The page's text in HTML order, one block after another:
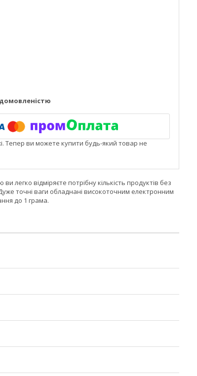
Тепер ви можете купити будь-який товар не
легко відміряєте потрібну кількість продуктів без
точні ваги обладнані високоточним електронним
до 1 грама.